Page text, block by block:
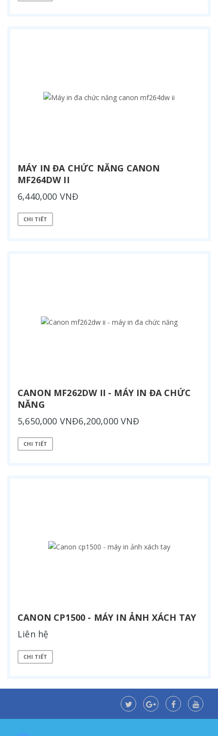
MÁY IN ĐA CHỨC NĂNG CANON
MF264DW II
6,440,000 VNĐ
CHI TIẾT
CANON MF262DW II - MÁY IN ĐA CHỨC
NĂNG
5,650,000 VNĐ6,200,000 VNĐ
CHI TIẾT
CANON CP1500 - MÁY IN ẢNH XÁCH TAY
Liên hệ
CHI TIẾT